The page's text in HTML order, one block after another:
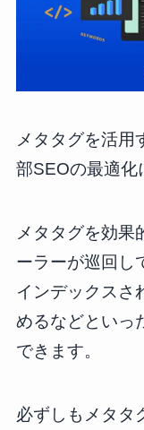
メタタグを活用
部SEOの最適化
メタタグを効果
ーラーが巡回し
インデックスさ
めるなどといっ
できます。
必ずしもメタタ